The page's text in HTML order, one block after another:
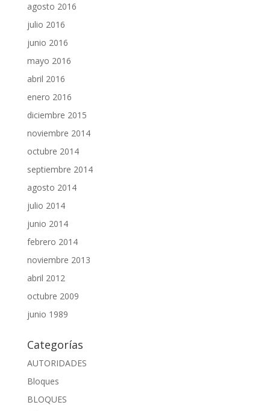
agosto 2016
julio 2016
junio 2016
mayo 2016
abril 2016
enero 2016
diciembre 2015
noviembre 2014
octubre 2014
septiembre 2014
agosto 2014
julio 2014
junio 2014
febrero 2014
noviembre 2013
abril 2012
octubre 2009
junio 1989
Categorías
AUTORIDADES
Bloques
BLOQUES